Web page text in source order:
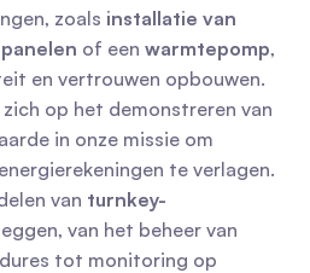
zoals installatie van
of een warmtepomp,
en vertrouwen opbouwen.
op het demonstreren van
in onze missie om
te verlagen.
van turnkey-
van het beheer van
tot monitoring op